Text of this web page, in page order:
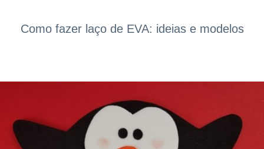
Como fazer laço de EVA: ideias e modelos